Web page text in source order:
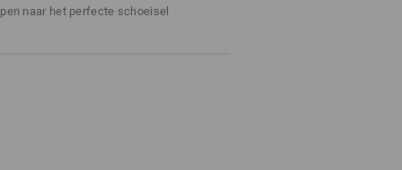
gesloten schoenriemconstructie
naar het perfecte schoeisel